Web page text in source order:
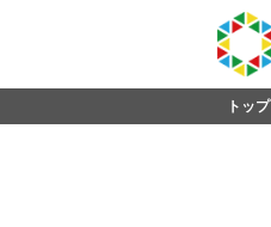
トップ